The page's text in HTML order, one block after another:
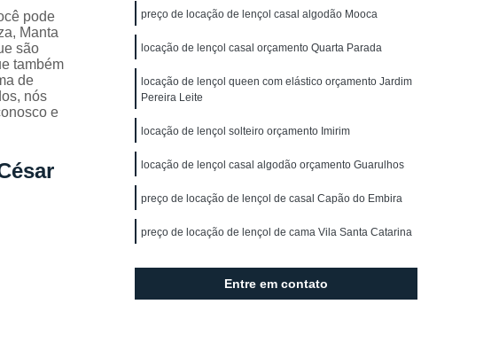
Uniforme Industrial
Lavagem Industrial de Uniforme
Cabelo
Aluguel de Capa de Corte de Cabelo
Cortar Cabelo
Locação de Capa de Barbeiro
São Paulo
Locação de Capa de Barbeiro São Paulo
Locação de Capa de Corte
Corte Industrial
Locação de Capa para Barbeiro
Locação de Capa para Corte de Cabelo
Locação de Kimono Infantil
pode
Manta
são
também
de
nós
e
preço de locação de lençol casal algodão Mooca
locação de lençol casal orçamento Quarta Parada
locação de lençol queen com elástico orçamento Jardim
Pereira Leite
locação de lençol solteiro orçamento Imirim
locação de lençol casal algodão orçamento Guarulhos
preço de locação de lençol de casal Capão do Embira
preço de locação de lençol de cama Vila Santa Catarina
Entre em contato